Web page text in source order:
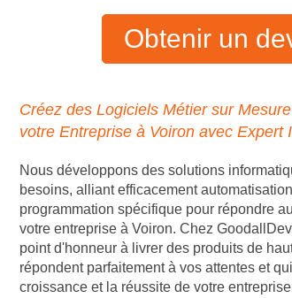
Obtenir un
Créez des Logiciels Métier sur
votre Entreprise à Voiron avec Expert
Nous développons des solutions
besoins, alliant efficacement
programmation spécifique pour répondre
votre entreprise à Voiron. Chez
point d'honneur à livrer des produits de
répondent parfaitement à vos attentes et
croissance et la réussite de votre